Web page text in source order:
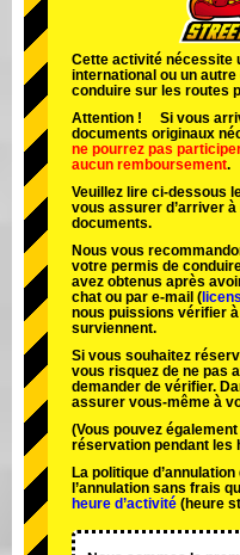
Tokyo Akihabara#2
Tokyo Shibuya Annexe
Tokyo Asakusa
Okinawa
Cette activité nécessite
international ou un
conduire sur les routes
Attention ! Si vous
documents originaux
ne pourrez pas
aucun remboursement.
Veuillez lire ci-dessous
vous assurer d’arriver
documents.
Nous vous
votre permis de
avez obtenus après
chat ou par e-mail (
nous puissions vérifier
surviennent.
Si vous souhaitez
vous risquez de ne pas
demander de vérifier.
assurer vous-même à
(Vous pouvez
réservation pendant les
La politique
l’annulation sans frais
heure d’activité (heure